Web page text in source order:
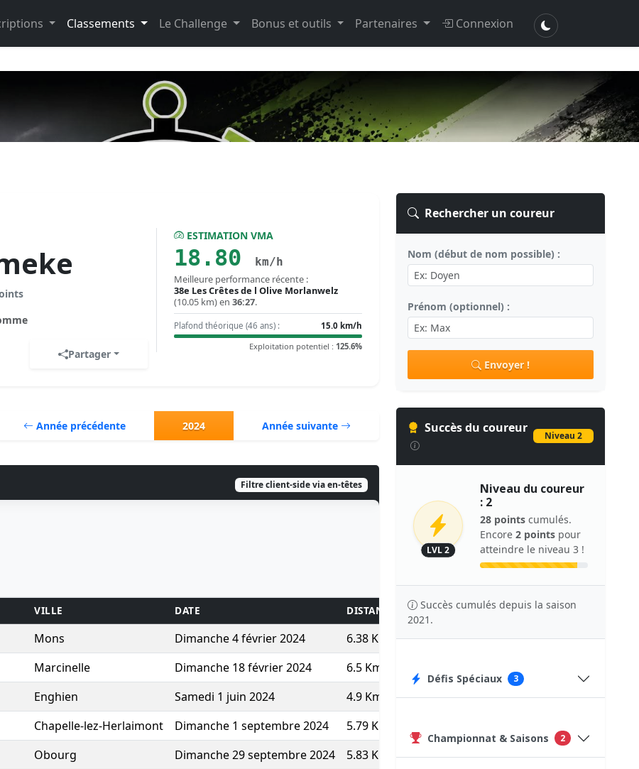
Classements Le Challenge Bonus et outils Partenaires Connexion
Partager
ESTIMATION VMA
18.80 km/h
Meilleure performance récente :
38e Les Crêtes de l Olive Morlanwelz
(10.05 km) en 36:27.
Plafond théorique (46 ans) :
15.0 km/h
Exploitation potentiel : 125.6%
Année précédente 2024 Année suivante
Filtre client-side via en-têtes
VILLE DATE DISTANCE KM/H TPS/KM TEMPS POINTS
Mons Dimanche 4 février 2024 6.38 Km 10.52 5'42'' 36:23
649
Marcinelle Dimanche 18 février 2024 6.5 Km
Enghien Samedi 1 juin 2024 4.9 Km 9.88 6'04'' 29:45
535
Chapelle-lez-Herlaimont Dimanche 1 septembre 2024 5.79 Km
Obourg Dimanche 29 septembre 2024 5.83 Km 17.25 3'29'' 20:17
982
Rechercher un coureur
Nom (début de nom possible) :
Prénom (optionnel) :
Envoyer !
Succès du coureur
Niveau 2
LVL 2
Niveau du coureur
: 2
28 points cumulés.
Encore 2 points pour
atteindre le niveau 3 !
Succès cumulés depuis la saison
2021.
Défis Spéciaux 3
Championnat & Saisons 2